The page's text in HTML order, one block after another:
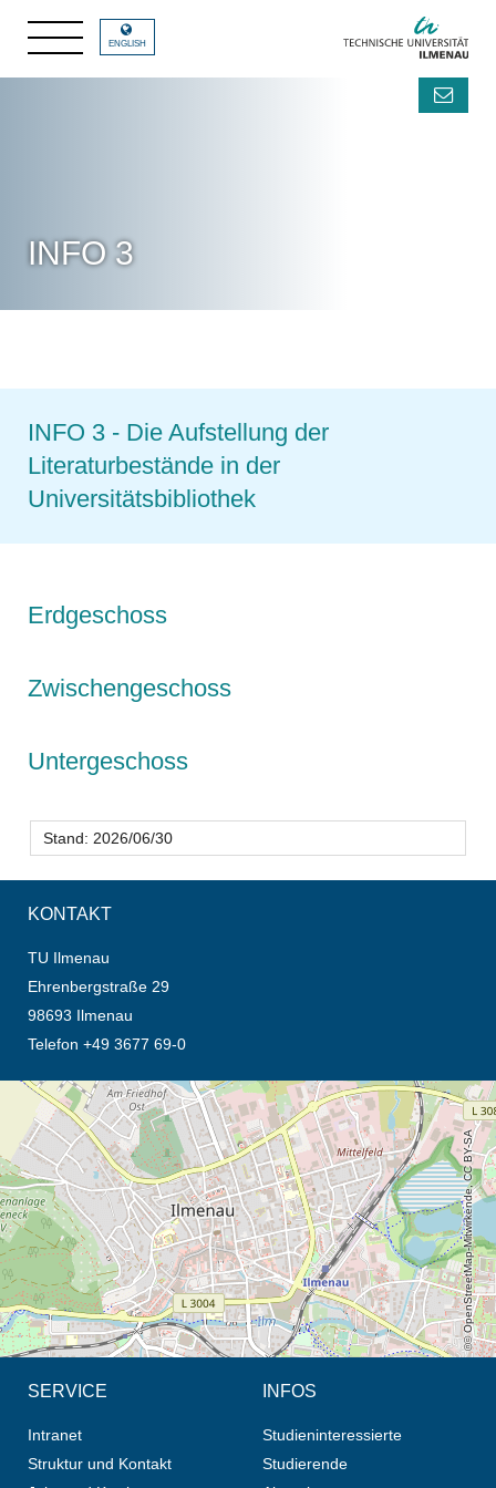
ENGLISH
INFO 3
INFO 3 - Die Aufstellung der
Literaturbestände in der
Universitätsbibliothek
Erdgeschoss
Zwischengeschoss
Untergeschoss
Stand: 2026/06/30
KONTAKT
TU Ilmenau
Ehrenbergstraße 29
98693 Ilmenau
Telefon +49 3677 69-0
Öffnet die Anfahrtsbeschreibung in neuem Tab (Karte)
© OpenStreetMap-Mitwirkende, CC BY-SA
SERVICE
Intranet
Struktur und Kontakt
INFOS
Studieninteressierte
Studierende